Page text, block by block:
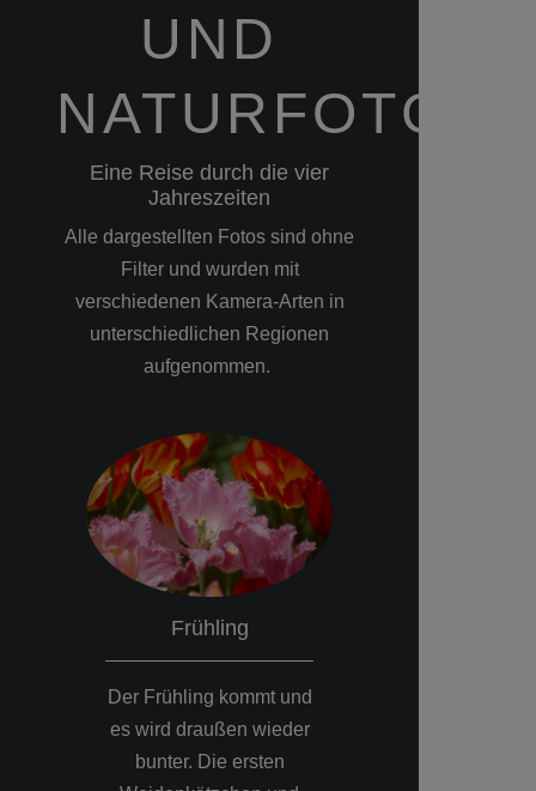
UND
Eine Reise durch die vier
Jahreszeiten
Alle dargestellten Fotos sind ohne
Filter und wurden mit
verschiedenen Kamera-Arten in
unterschiedlichen Regionen
aufgenommen.
Sommer
Die Obstbaumblüte ist
vorbei und die Sonne
hat ihren höchsten